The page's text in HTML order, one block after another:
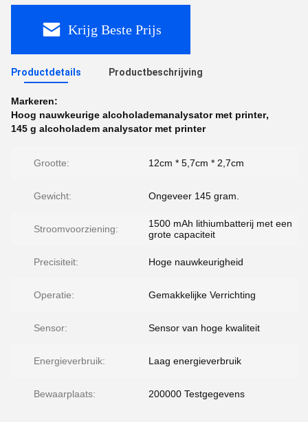
Krijg Beste Prijs
Productdetails Productbeschrijving
Markeren:
Hoog nauwkeurige alcoholademanalysator met printer,
145 g alcoholadem analysator met printer
Grootte: 12cm * 5,7cm * 2,7cm
Gewicht: Ongeveer 145 gram.
Stroomvoorziening:
1500 mAh lithiumbatterij met een
grote capaciteit
Precisiteit: Hoge nauwkeurigheid
Operatie: Gemakkelijke Verrichting
Sensor: Sensor van hoge kwaliteit
Energieverbruik: Laag energieverbruik
Bewaarplaats: 200000 Testgegevens